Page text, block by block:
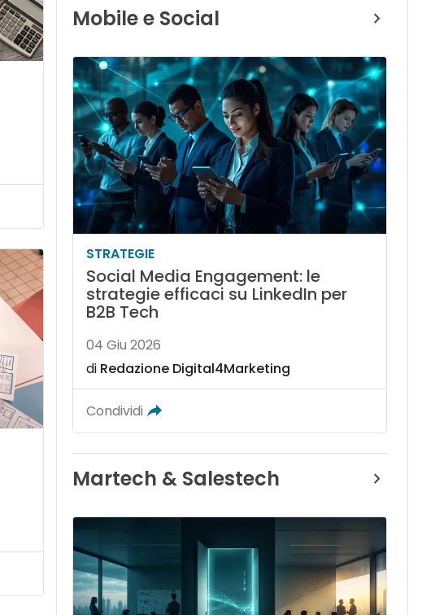
Mobile e Social
STRATEGIE
Social Media Engagement: le
strategie efficaci su LinkedIn per
B2B Tech
04 Giu 2026
di Redazione Digital4Marketing
Condividi
Martech & Salestech